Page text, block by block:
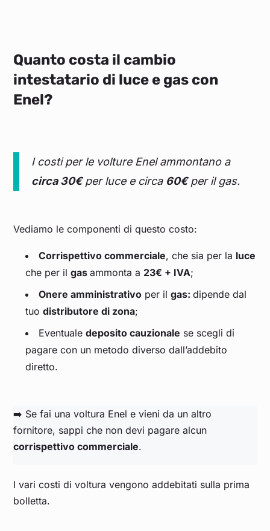
Quanto costa il cambio
intestatario di luce e gas con
Enel?
I costi per le volture Enel ammontano a
circa 30€per luce e circa 60€per il gas.
Vediamo le componenti di questo costo:
Corrispettivo commerciale, che sia per la luce
che per ilgasammonta a 23€ + IVA;
Onere amministrativo per ilgas:dipende dal
tuodistributore di zona;
Eventualedeposito cauzionale se scegli di
pagare con un metodo diverso dall’addebito
diretto.
➡️ Se fai una voltura Enel e vieni da un altro
fornitore, sappi che non devi pagare alcun
corrispettivo commerciale.
I vari costi di voltura vengono addebitati sulla prima
bolletta.